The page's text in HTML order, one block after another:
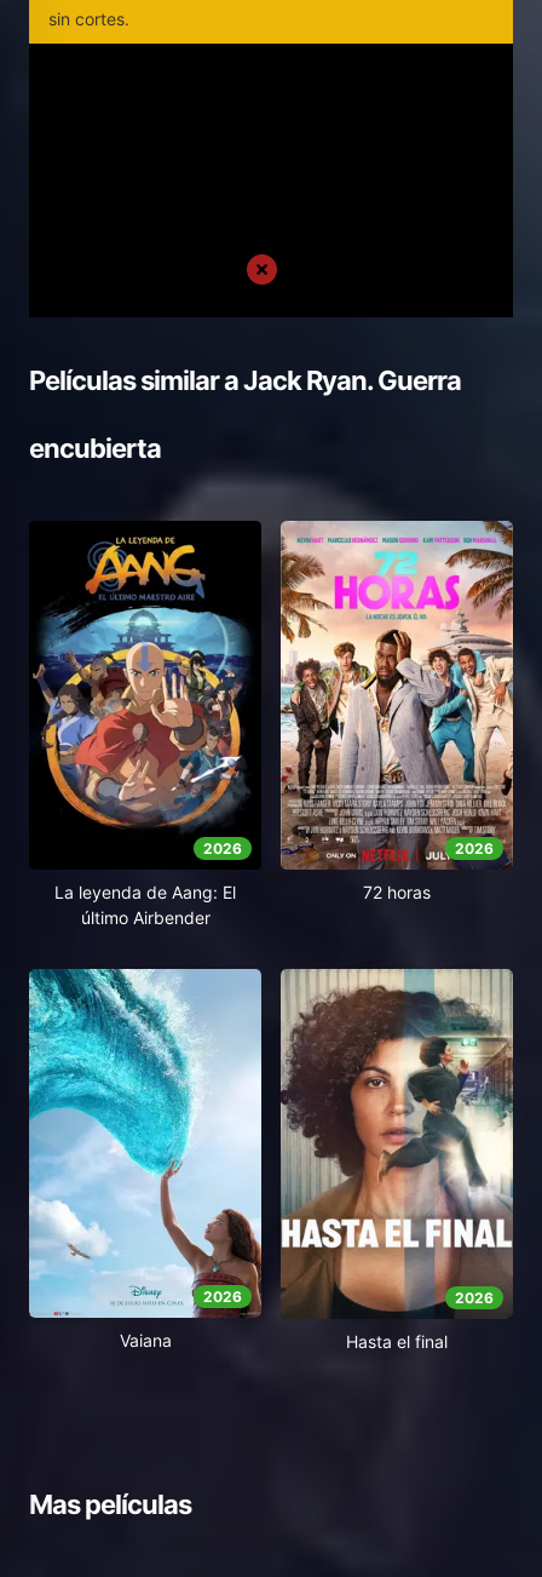
sin cortes.
Películas similar aJack Ryan. Guerra
encubierta
2026
La leyenda de Aang: El
último Airbender
2026
72 horas
2026
Vaiana
2026
Hasta el final
Mas películas